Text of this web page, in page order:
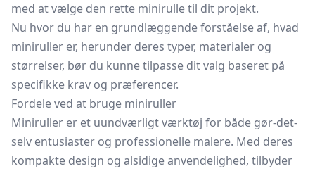
med at vælge den rette minirulle til dit projekt.
Nu hvor du har en grundlæggende forståelse af, hvad
miniruller er, herunder deres typer, materialer og
størrelser, bør du kunne tilpasse dit valg baseret på
specifikke krav og præferencer.
Fordele ved at bruge miniruller
Miniruller er et uundværligt værktøj for både gør-det-
selv entusiaster og professionelle malere. Med deres
kompakte design og alsidige anvendelighed, tilbyder